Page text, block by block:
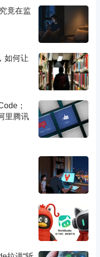
竟在监
如何让
；
里腾讯